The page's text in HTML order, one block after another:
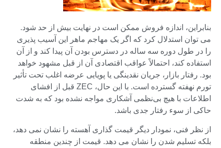
بنابراین، اندازه فروش ممکن است در نهایت بیش از حد شود.
می توان استدلال کرد که اگر یک مهاجم ماهر این آسیب پذیری
را در طول دوره سه ساله در دسترس بودن آن پیدا کند و از آن
استفاده کند، احتمالاً عواقب اقتصادی آن از قبل مشهود خواهد
بود. رفتار بازار، جریان نقدینگی یا پویایی عرضه اغلب تحت تأثیر
تورم نهفته گسترده است. با این حال، ZEC قبل از افشای
اطلاعات با هیچ بی‌نظمی آشکاری مواجه نشده بود که به شدت
حاکی از سوء رفتار جدی باشد.
از نظر فنی، نمودار دیگر قیمت گذاری آهسته را نشان نمی دهد،
بلکه تسلیم شدن را نشان می دهد. قیمت از چندین منطقه